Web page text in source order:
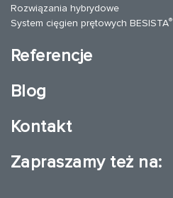
Rozwiązania hybrydowe
System cięgien prętowych BESISTA®
Referencje
Blog
Kontakt
Zapraszamy też na: